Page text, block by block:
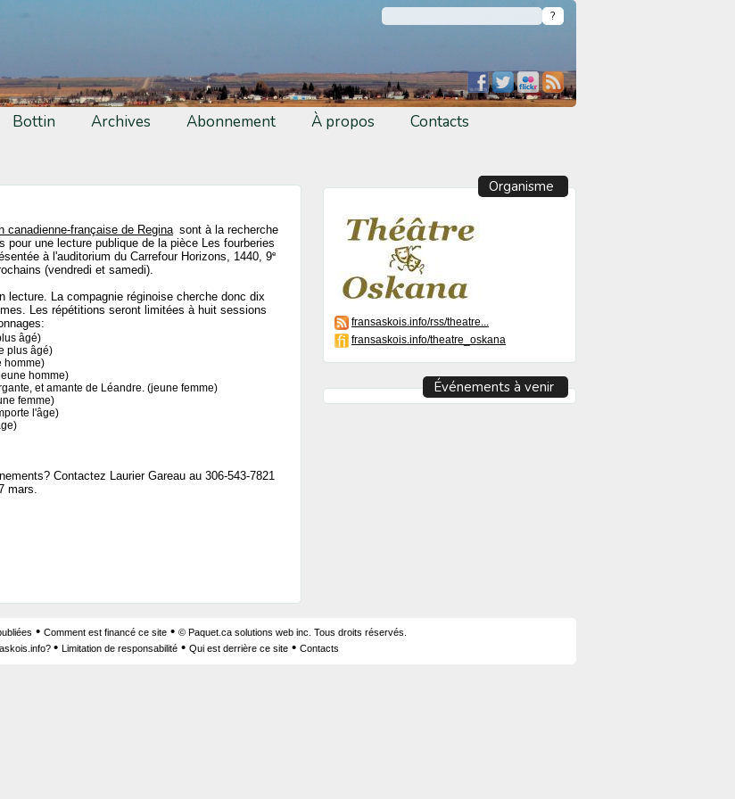
Bottin Archives Abonnement À propos Contacts
canadienne-française de Regina sont à la recherche
pour une lecture publique de la pièce Les fourberies
à l'auditorium du Carrefour Horizons, 1440, 9e
(vendredi et samedi).
lecture. La compagnie réginoise cherche donc dix
Les répétitions seront limitées à huit sessions
âgé)
plus âgé)
homme)
homme)
et amante de Léandre. (jeune femme)
femme)
l'âge)
Contactez Laurier Gareau au 306-543-7821
mars.
Organisme
fransaskois.info/rss/theatre...
fransaskois.info/theatre_oskana
Événements à venir
• Comment est financé ce site • © Paquet.ca solutions web inc. Tous droits réservés.
• Limitation de responsabilité • Qui est derrière ce site • Contacts